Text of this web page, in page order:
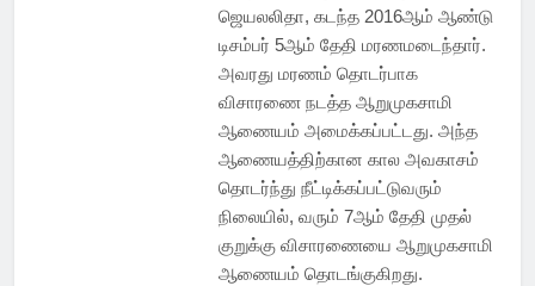
ஜெயலலிதா, கடந்த 2016ஆம் ஆண்டு
டிசம்பர் 5ஆம் தேதி மரணமடைந்தார்.
அவரது மரணம் தொடர்பாக
விசாரணை நடத்த ஆறுமுகசாமி
ஆணையம் அமைக்கப்பட்டது. அந்த
ஆணையத்திற்கான கால அவகாசம்
தொடர்ந்து நீட்டிக்கப்பட்டுவரும்
நிலையில், வரும் 7ஆம் தேதி முதல்
குறுக்கு விசாரணையை ஆறுமுகசாமி
ஆணையம் தொடங்குகிறது.